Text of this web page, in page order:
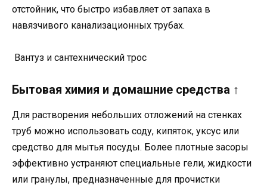
отстойник, что быстро избавляет от запаха в
навязчивого канализационных трубах.
Вантуз и сантехнический трос
Бытовая химия и домашние средства ↑
Для растворения небольших отложений на стенках
труб можно использовать соду, кипяток, уксус или
средство для мытья посуды. Более плотные засоры
эффективно устраняют специальные гели, жидкости
или гранулы, предназначенные для прочистки